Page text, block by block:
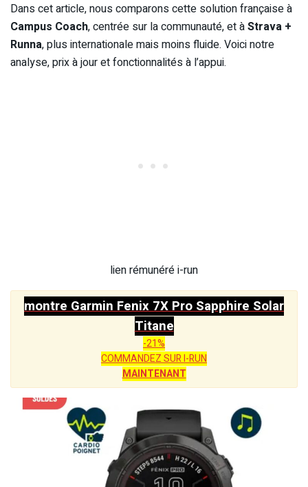
Dans cet article, nous comparons cette solution française à
Campus Coach, centrée sur la communauté, et àStrava +
Runna, plus internationale mais moins fluide. Voici notre
analyse, prix à jour et fonctionnalités à l’appui.
lien rémunéré i-run
montre Garmin Fenix 7X Pro Sapphire Solar
Titane
-21%
COMMANDEZ SUR I-RUN
MAINTENANT